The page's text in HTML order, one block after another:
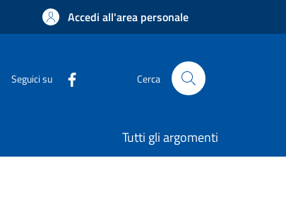
Accedi all'area personale
Seguici su Cerca
Tutti gli argomenti